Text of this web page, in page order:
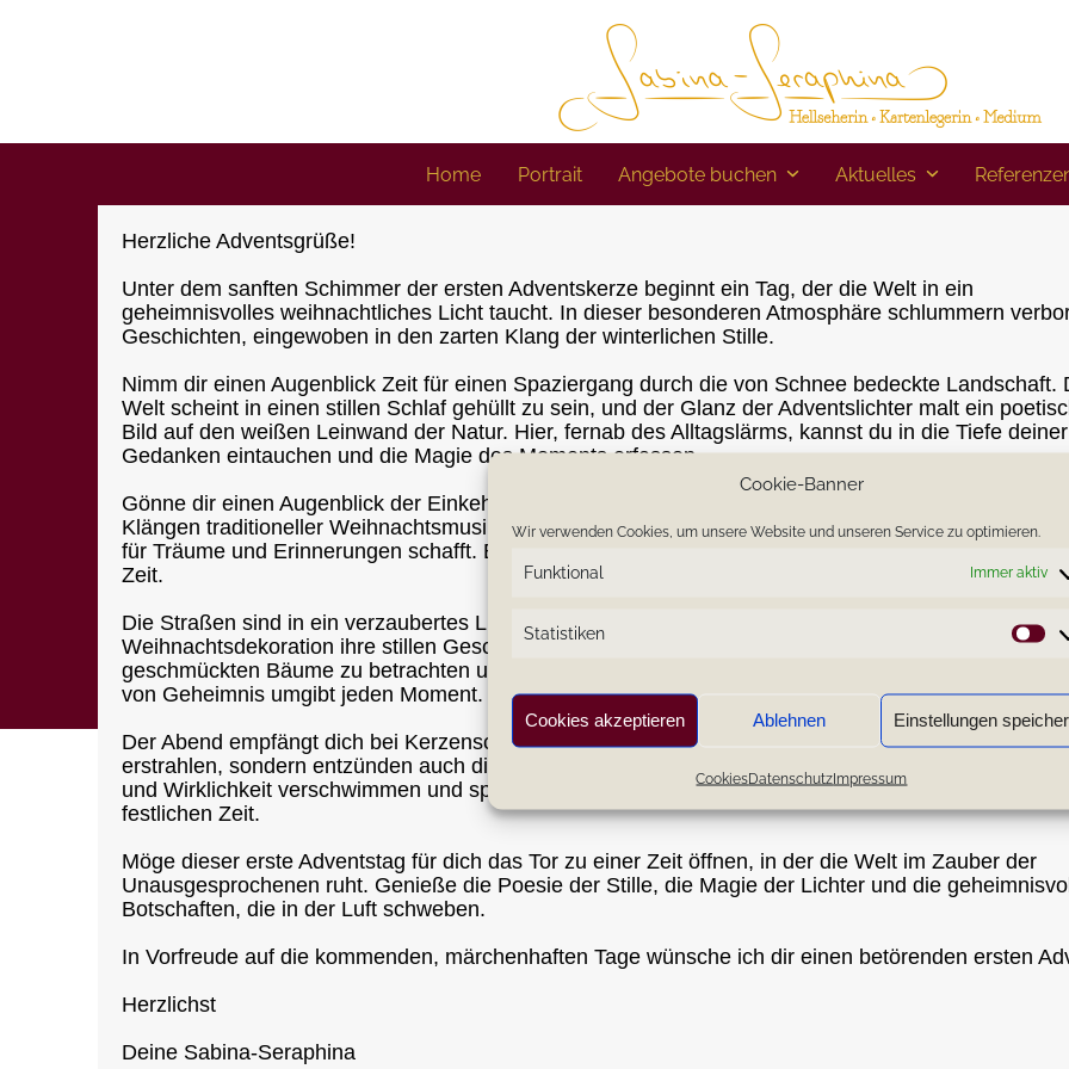
Cookie-Banner
Wir verwenden Cookies, um unsere Website und unseren Service zu optimieren.
Funktional Immer aktiv
Statistiken
Cookies akzeptieren Ablehnen Einstellungen
CookiesDatenschutzImpressum
Home Portrait Angebote buchen Aktuelles
Herzliche Adventsgrüße!
Unter dem sanften Schimmer der ersten Adventskerze beginnt ein Tag, der die Welt in ein
geheimnisvolles weihnachtliches Licht taucht. In dieser besonderen Atmosphäre schlummern
Geschichten, eingewoben in den zarten Klang der winterlichen Stille.
Nimm dir einen Augenblick Zeit für einen Spaziergang durch die von Schnee bedeckte Landschaft.
Welt scheint in einen stillen Schlaf gehüllt zu sein, und der Glanz der Adventslichter malt ein
Bild auf den weißen Leinwand der Natur. Hier, fernab des Alltagslärms, kannst du in die Tiefe deiner
Gedanken eintauchen und die Magie des Moments erfassen.
Gönne dir einen Augenblick der Einkehr bei einem duftenden Tee, begleitet von den harmonischen
Klängen traditioneller Weihnachtsmusik. Die Stille umgibt dich wie ein geheimnisvoller Schleier, der
für Träume und Erinnerungen schafft. Ein Tanz zwischen Vergangenheit und Gegenwart und
Zeit.
Die Straßen sind in ein verzaubertes Licht getaucht, wenn die funkelnden Sterne der
Weihnachtsdekoration ihre stillen Geschichten flüstern. Nimm dir Zeit, die kunstvoll, liebevoll
geschmückten Bäume zu betrachten und die Magie, die in den Details schlummert, zu spüren. Ein
von Geheimnis umgibt jeden Moment.
Der Abend empfängt dich bei Kerzenschein. Die Flammen der Adventskerzen lassen nicht nur den
erstrahlen, sondern entzünden auch die Vorfreude in deinem Herzen. Lass die Grenzen zwischen
und Wirklichkeit verschwimmen und spüre die Verbindung zu den tieferen, unsichtbaren Fäden
festlichen Zeit.
Möge dieser erste Adventstag für dich das Tor zu einer Zeit öffnen, in der die Welt im Zauber der
Unausgesprochenen ruht. Genieße die Poesie der Stille, die Magie der Lichter und die
Botschaften, die in der Luft schweben.
In Vorfreude auf die kommenden, märchenhaften Tage wünsche ich dir einen betörenden ersten
Herzlichst
Deine Sabina-Seraphina